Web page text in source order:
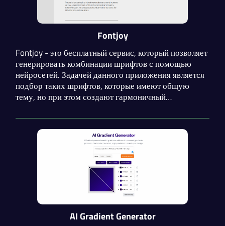
Fontjoy
Fontjoy - это бесплатный сервис, который позволяет
генерировать комбинации шрифтов с помощью
нейросетей. Задачей данного приложения является
подбор таких шрифтов, которые имеют общую
тему, но при этом создают гармоничный
подбор шрифтов является трудной и важной
задачей при создании дизайна интерфейсов и
других графических элементов.
AI Gradient Generator